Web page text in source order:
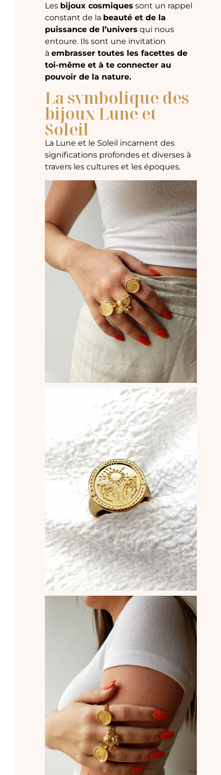
Les bijoux cosmiques sont un rappel
constant de la beauté et de la
puissance de l’univers qui nous
entoure. Ils sont une invitation
àembrasser toutes les facettes de
toi-même et à te connecter au
pouvoir de la nature.
La symbolique des
bijoux Lune et
Soleil
La Lune et le Soleil incarnent des
significations profondes et diverses à
travers les cultures et les époques.